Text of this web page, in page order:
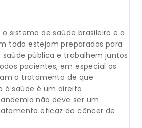
sistema de saúde brasileiro e a
todo estejam preparados para
saúde pública e trabalhem juntos
pacientes, em especial os
o tratamento de que
à saúde é um direito
não deve ser um
eficaz do câncer de